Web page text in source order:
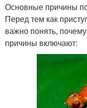
Основные причины
Перед тем как
важно понять,
причины включают: